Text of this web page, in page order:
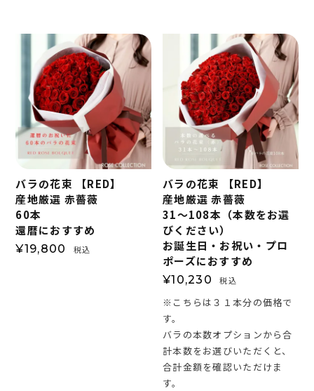
バラの花束 【RED】
産地厳選 赤薔薇
60本
還暦におすすめ
¥19,800 税込
バラの花束 【RED】
産地厳選 赤薔薇
31～108本（本数をお選
びください）
お誕生日・お祝い・プロ
ポーズにおすすめ
¥10,230 税込
※こちらは３１本分の価格で
す。
バラの本数オプションから合
計本数をお選びいただくと、
合計金額を確認いただけま
す。